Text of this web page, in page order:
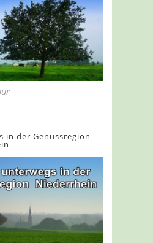
in der Genussregion